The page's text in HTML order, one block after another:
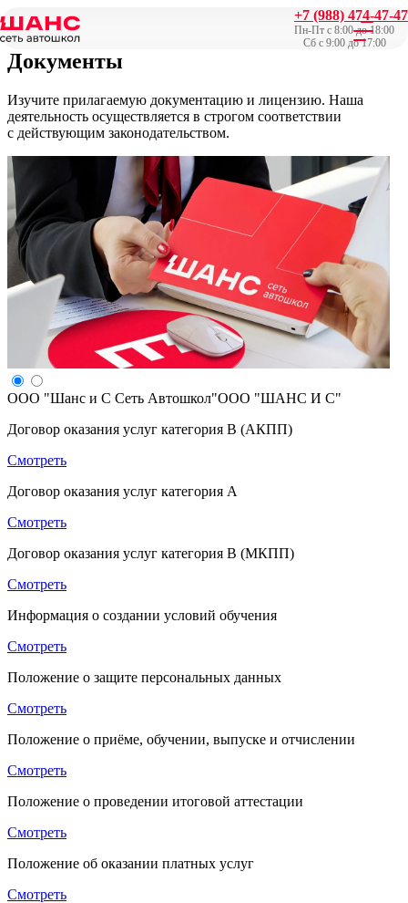
+7 (988) 474-47-47
Пн-Пт с 8:00 до 18:00
Сб с 9:00 до 17:00
Главная/Документы
Документы
Изучите прилагаемую документацию и лицензию. Наша
деятельность осуществляется в строгом соответствии
с действующим законодательством.
ООО "Шанс и С Сеть Автошкол"ООО "ШАНС И С"
Договор оказания услуг категория B (АКПП)
Смотреть
Договор оказания услуг категория A
Смотреть
Договор оказания услуг категория B (МКПП)
Смотреть
Информация о создании условий обучения
Смотреть
Положение о защите персональных данных
Смотреть
Положение о приёме, обучении, выпуске и отчислении
Смотреть
Положение о проведении итоговой аттестации
Смотреть
Положение об оказании платных услуг
Смотреть